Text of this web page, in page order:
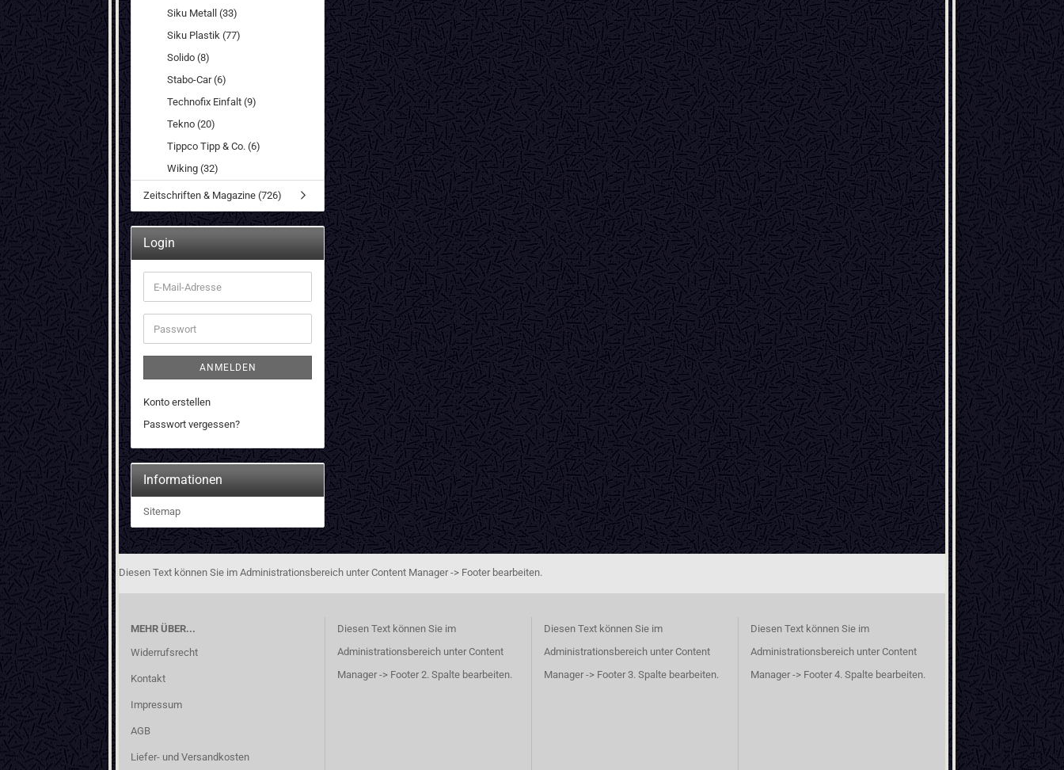
Siku Metall (33)
Siku Plastik (77)
Solido (8)
Stabo-Car (6)
Technofix Einfalt (9)
Tekno (20)
Tippco Tipp & Co. (6)
Wiking (32)
Zeitschriften & Magazine (726)
Login
E-
Mail-
Adresse
Passwort
ANMELDEN
Konto erstellen
Passwort vergessen?
Informationen
Sitemap
Diesen Text können Sie im Administrationsbereich unter Content Manager -> Footer bearbeiten.
MEHR ÜBER...
Widerrufsrecht
Kontakt
Impressum
AGB
Liefer- und Versandkosten
Diesen Text können Sie im
Administrationsbereich unter Content
Manager -> Footer 2. Spalte bearbeiten.
Diesen Text können Sie im
Administrationsbereich unter Content
Manager -> Footer 3. Spalte bearbeiten.
Diesen Text können Sie im
Administrationsbereich unter Content
Manager -> Footer 4. Spalte bearbeiten.